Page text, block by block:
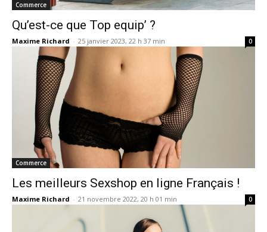
Commerce
Qu’est-ce que Top equip’ ?
Maxime Richard - 25 janvier 2023, 22 h 37 min 0
Commerce
Les meilleurs Sexshop en ligne Français !
Maxime Richard - 21 novembre 2022, 20 h 01 min 0